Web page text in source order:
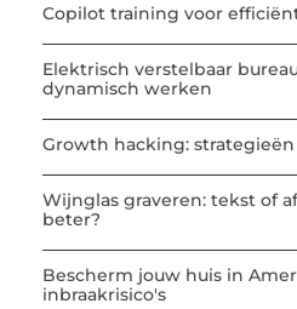
Copilot training voor
Elektrisch verstelbaar
dynamisch werken
Growth hacking:
Wijnglas graveren: tekst of
beter?
Bescherm jouw huis in
inbraakrisico's